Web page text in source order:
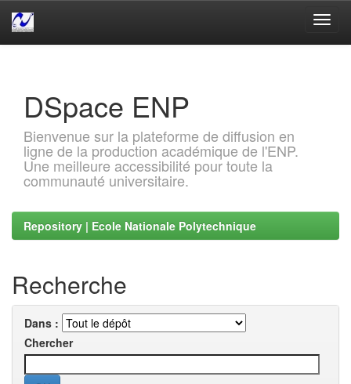
DSpace ENP
Bienvenue sur la plateforme de diffusion en
ligne de la production académique de l'ENP.
Une meilleure accessibilité pour toute la
communauté universitaire.
Repository | Ecole Nationale Polytechnique
Recherche
Dans :
Chercher